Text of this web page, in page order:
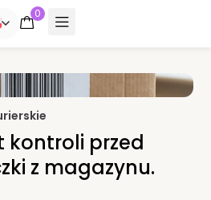
0
kontroli przed
z magazynu.